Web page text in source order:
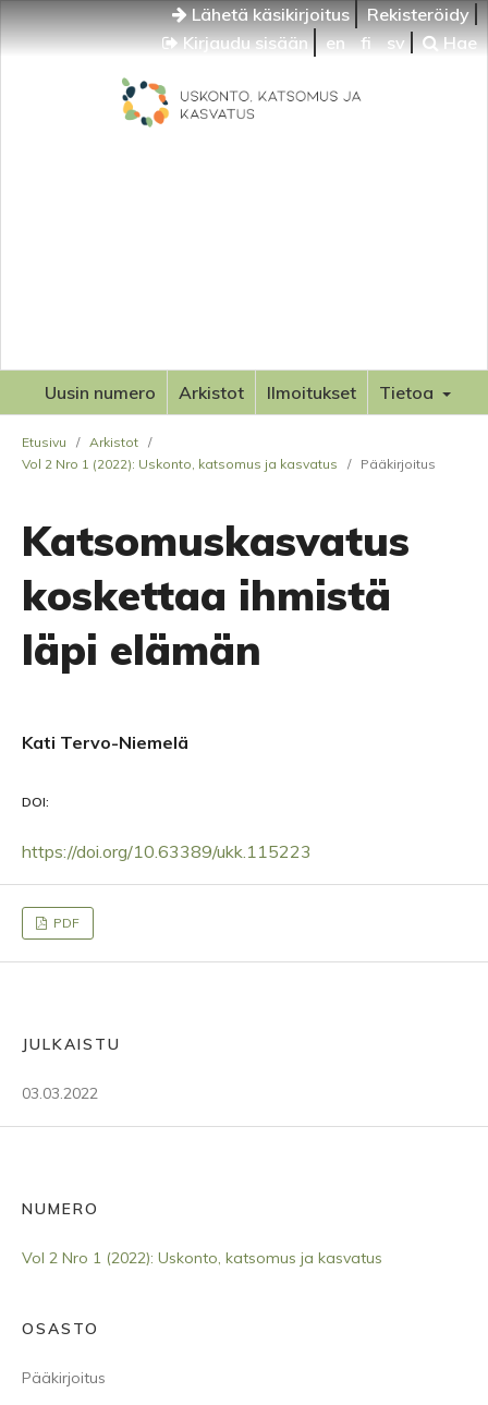
Lähetä käsikirjoitus
Rekisteröidy
Kirjaudu sisään
en fi sv Hae
Uusin numero Arkistot Ilmoitukset Tietoa
Etusivu / Arkistot /
Vol 2 Nro 1 (2022): Uskonto, katsomus ja kasvatus
/ Pääkirjoitus
Katsomuskasvatus
koskettaa ihmistä
läpi elämän
Kati Tervo-Niemelä
DOI:
https://doi.org/10.63389/ukk.115223
PDF
JULKAISTU
03.03.2022
NUMERO
Vol 2 Nro 1 (2022): Uskonto, katsomus ja kasvatus
OSASTO
Pääkirjoitus